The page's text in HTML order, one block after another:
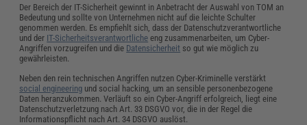
Der Bereich der IT-Sicherheit gewinnt in Anbetracht der Auswahl von TOM an
Bedeutung und sollte von Unternehmen nicht auf die leichte Schulter
genommen werden. Es empfiehlt sich, dass der Datenschutzverantwortliche
und der IT-Sicherheitsverantwortliche eng zusammenarbeiten, um Cyber-
Angriffen vorzugreifen und die Datensicherheit so gut wie möglich zu
gewährleisten.
Neben den rein technischen Angriffen nutzen Cyber-Kriminelle verstärkt
social engineering und social hacking, um an sensible personenbezogene
Daten heranzukommen. Verläuft so ein Cyber-Angriff erfolgreich, liegt eine
Datenschutzverletzung nach Art. 33 DSGVO vor, die in der Regel die
Informationspflicht nach Art. 34 DSGVO auslöst.